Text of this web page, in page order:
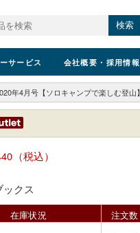
検索
サービス 会社概要 ・採用情報
年4月号【ソロキャンプで楽しむ登山】
（税込）
クス
在庫状況 注文数